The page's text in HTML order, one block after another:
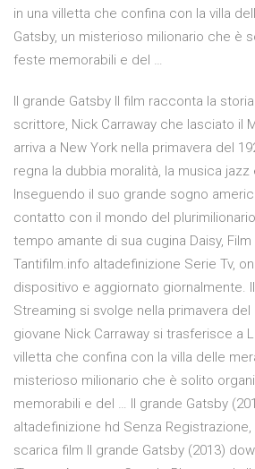
in una villetta che confina con la villa
Gatsby, un misterioso milionario che è
feste memorabili e del …
Il grande Gatsby Il film racconta la
scrittore, Nick Carraway che lasciato il
arriva a New York nella primavera del
regna la dubbia moralità, la musica jazz
Inseguendo il suo grande sogno
contatto con il mondo del
tempo amante di sua cugina Daisy,
Tantifilm.info altadefinizione Serie Tv,
dispositivo e aggiornato giornalmente.
Streaming si svolge nella primavera del
giovane Nick Carraway si trasferisce a
villetta che confina con la villa delle
misterioso milionario che è solito
memorabili e del … Il grande Gatsby
altadefinizione hd Senza Registrazione,
scarica film Il grande Gatsby (2013)